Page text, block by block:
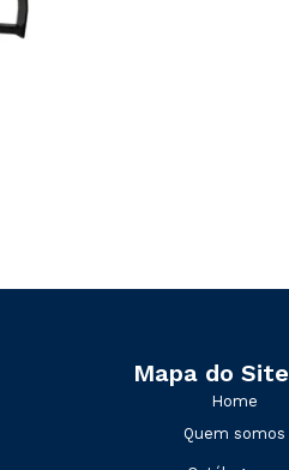
Mapa do Site
Home
Quem somos